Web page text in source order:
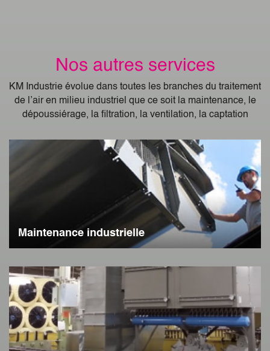
Nos autres services
KM Industrie évolue dans toutes les branches du traitement
de l’air en milieu industriel que ce soit la maintenance, le
dépoussiérage, la filtration, la ventilation, la captation
Maintenance industrielle